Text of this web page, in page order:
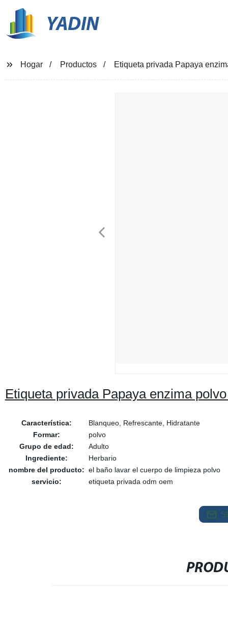
YADIN
Hogar Productos Etiqueta privada Papaya
Etiqueta privada Papaya enzima
Característica:
Blanqueo, Refrescante, Hidratante
Formar:
polvo
Grupo de edad:
Adulto
Ingrediente:
Herbario
nombre del producto: el baño lavar el cuerpo de limpieza polvo
servicio:
etiqueta privada odm oem